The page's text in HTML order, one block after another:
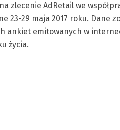
zlecenie AdRetail we
23-29 maja 2017 roku. Dane
emitowanych w
życia.